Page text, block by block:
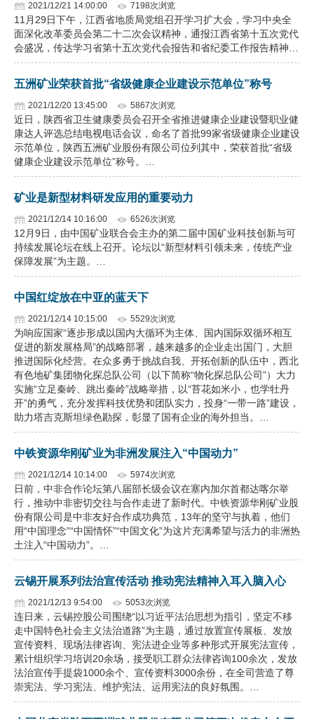
2021/12/21 14:00:00 7198次浏览
11月29日下午，江西省地质局党组召开学习扩大会，学习中央全
面深化改革委员会第二十二次会议精神，通报江西省第十五次党代
会盛况，传达学习省第十五次党代会报告和省纪委工作报告精神…
五洲矿业荣获首批“省级健康企业建设示范单位”称号
2021/12/20 13:45:00 5867次浏览
近日，陕西省卫生健康委员会召开全省推进健康企业建设暨职业健
康达人评选总结电视电话会议，命名了首批99家省级健康企业建设
示范单位，陕西五洲矿业股份有限公司位列其中，荣获首批“省级
健康企业建设示范单位”称号。…
矿业是新型材料研发应用的重要动力
2021/12/14 10:16:00 6526次浏览
12月9日，由中国矿业联合会主办的第二届中国矿业科技创新与可
持续发展论坛在线上召开。论坛以“新型材料引领未来，传统产业
保障发展”为主题。…
中国红绽放在中亚的蓝天下
2021/12/14 10:15:00 5529次浏览
为响应国家“逐步形成以国内大循环为主体、国内国际双循环相互
促进的新发展格局”的战略部署，越来越多的企业走出国门，大胆
推进国际化经营。在众多勇于挑战自我、开拓创新的队伍中，西北
有色地矿集团物化探总队公司（以下简称“物化探总队公司”）大力
实施“立足秦岭、跳出秦岭”战略举措，以“苔花如米小，也学牡丹
开”的勇气，充分发挥科技优势和团队实力，投身“一带一路”建设，
助力塔吉克斯坦绿色勘探，彰显了国有企业的海外担当。…
中铁资源华刚矿业为非洲发展注入“中国动力”
2021/12/14 10:14:00 5974次浏览
日前，中非合作论坛第八届部长级会议在塞内加尔首都达喀尔举
行，推动中非密切交往与合作走进了新时代。中铁资源华刚矿业股
份有限公司是中非友好合作成功典范，13年的坚守与执着，他们
用“中国理念”“中国情怀”“中国文化”为这片充满希望与活力的非洲热
土注入“中国动力”。…
云锡开展系列法治宣传活动 推动宪法精神入耳入脑入心
2021/12/13 9:54:00 5053次浏览
连日来，云锡控股公司围绕“以习近平法治思想为指引，坚定不移
走中国特色社会主义法治道路”为主题，通过放置宣传展板、发放
宣传资料、现场法律咨询、宪法进企业等多种形式开展宪法宣传，
累计组织学习培训20余场，接受职工群众法律咨询100余次，发放
法治宣传手提袋1000余个、宣传资料3000余份，在全司营造了尊
崇宪法、学习宪法、维护宪法、运用宪法的良好氛围。…